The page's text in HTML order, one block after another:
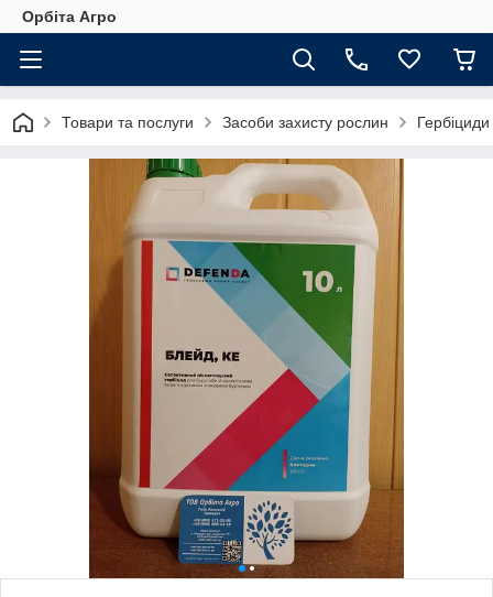
Орбіта Агро
Товари та послуги Засоби захисту рослин Гербіциди